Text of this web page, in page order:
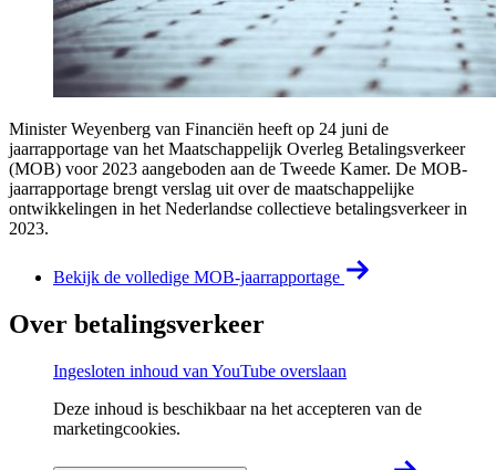
Minister Weyenberg van Financiën heeft op 24 juni de
jaarrapportage van het Maatschappelijk Overleg Betalingsverkeer
(MOB) voor 2023 aangeboden aan de Tweede Kamer. De MOB-
jaarrapportage brengt verslag uit over de maatschappelijke
ontwikkelingen in het Nederlandse collectieve betalingsverkeer in
2023.
Bekijk de volledige MOB-jaarrapportage
Over betalingsverkeer
Ingesloten inhoud van YouTube overslaan
Deze inhoud is beschikbaar na het accepteren van de
marketingcookies.